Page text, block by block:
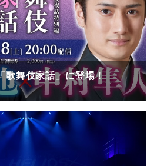
歌舞伎家話」に登場！